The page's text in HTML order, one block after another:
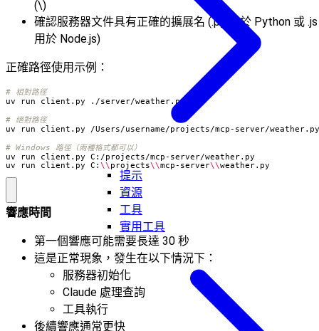
提示
資源
工具
實用工具
(\)
確認服務器文件具有正確的擴展名 (.py 用於 Python 或 .js
用於 Node.js)
正確路徑使用示例：
# 相對路徑
# 絕對路徑
# Windows 路徑（兩種格式都可以）
uv run client.py C: \\ projects\\mcp-server\\weather.py
響應時間
第一個響應可能需要長達 30 秒
這是正常現象，發生在以下情況下：
服務器初始化
Claude 處理查詢
工具執行
後續響應通常更快